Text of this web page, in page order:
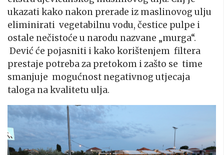
ukazati kako nakon prerade iz maslinovog ulju
eliminirati vegetabilnu vodu, čestice pulpe i
ostale nečistoće u narodu nazvane „murga“.
Dević će pojasniti i kako korištenjem filtera
prestaje potreba za pretokom i zašto se time
smanjuje mogućnost negativnog utjecaja
taloga na kvalitetu ulja.